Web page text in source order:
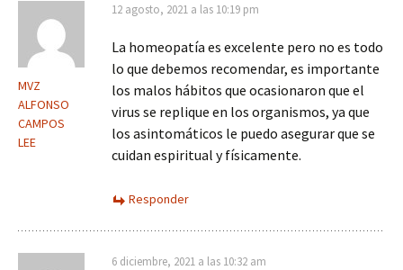
MVZ
ALFONSO
CAMPOS
LEE
12 agosto, 2021 a las 10:19 pm
La homeopatía es excelente pero no es todo
lo que debemos recomendar, es importante
los malos hábitos que ocasionaron que el
virus se replique en los organismos, ya que
los asintomáticos le puedo asegurar que se
cuidan espiritual y físicamente.
Responder
6 diciembre, 2021 a las 10:32 am